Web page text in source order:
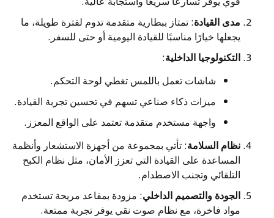
مدى القيادة: تمتاز ببطارية متقدمة تدوم لفترة طويلة، ما
يجعلها خيارًا مناسبًا للقيادة اليومية أو حتى للسفر.
التكنولوجيا الداخلية:
شاشات تعمل باللمس تغطي لوحة التحكم.
ميزات ذكاء صناعي تسهم في تحسين تجربة القيادة.
واجهة مستخدم متقدمة تعتمد على الواقع المعزز.
نظام السلامة: تأتي بمجموعة من أجهزة الاستشعار وأنظمة
المساعدة على القيادة التي تعزز الأمان، مثل نظام الكبح
التلقائي وتجنب الاصطدام.
الجودة والتصميم الداخلي: مزودة بمقاعد مريحة تستخدم
مواد فاخرة، مع نظام صوت نقي يوفر تجربة ممتعة.